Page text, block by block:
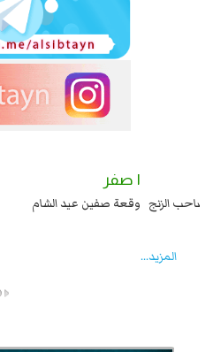
السبايا عند يزيد شهادة زيد بن علي بن